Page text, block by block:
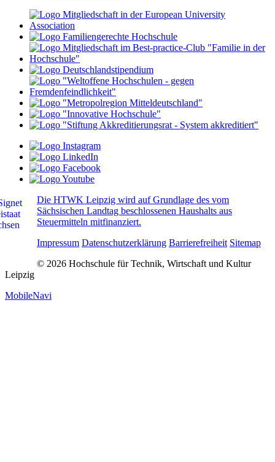
Die HTWK Leipzig wird auf Grundlage des vom
Sächsischen Landtag beschlossenen Haushalts aus
Steuermitteln mitfinanziert.
Impressum Datenschutzerklärung Barrierefreiheit Sitemap
© 2026 Hochschule für Technik, Wirtschaft und Kultur
Leipzig
MobileNavi